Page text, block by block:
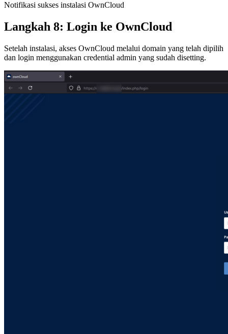
Notifikasi sukses instalasi OwnCloud
Langkah 8: Login ke OwnCloud
Setelah instalasi, akses OwnCloud melalui domain yang telah dipilih
dan login menggunakan credential admin yang sudah disetting.